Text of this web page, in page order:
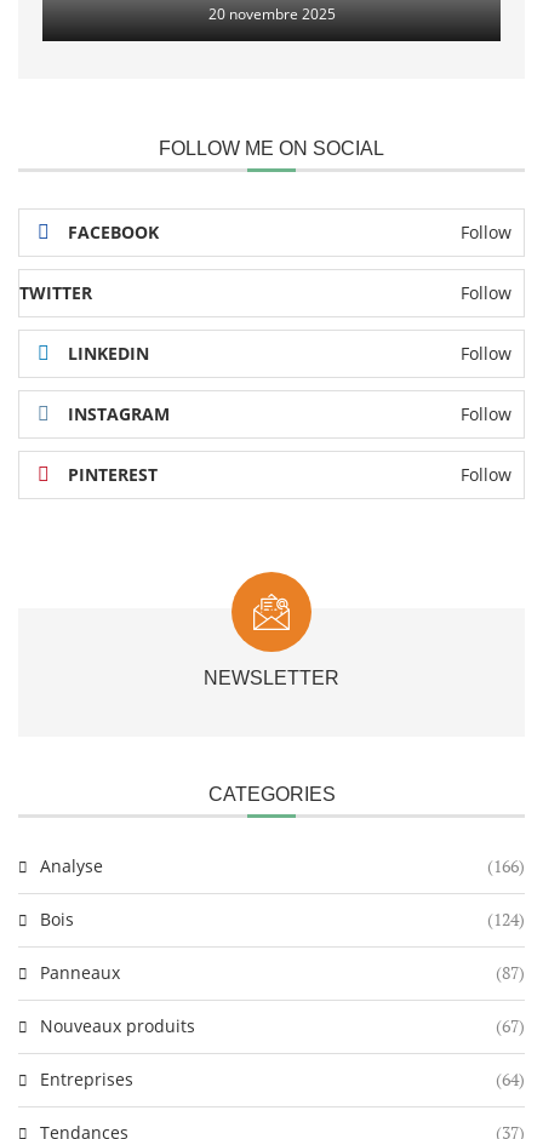
20 novembre 2025
FOLLOW ME ON SOCIAL
FACEBOOK Follow
TWITTER Follow
LINKEDIN Follow
INSTAGRAM Follow
PINTEREST Follow
NEWSLETTER
CATEGORIES
Analyse (166)
Bois (124)
Panneaux (87)
Nouveaux produits (67)
Entreprises (64)
Tendances (37)